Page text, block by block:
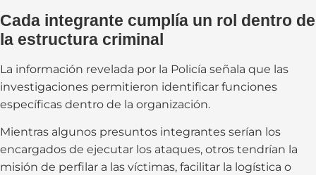
Cada integrante cumplía un rol dentro de
la estructura criminal
La información revelada por la Policía señala que las
investigaciones permitieron identificar funciones
específicas dentro de la organización.
Mientras algunos presuntos integrantes serían los
encargados de ejecutar los ataques, otros tendrían la
misión de perfilar a las víctimas, facilitar la logística o